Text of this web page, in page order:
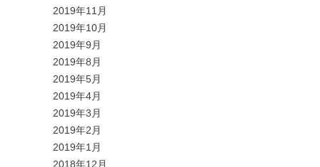
2019年11月
2019年10月
2019年9月
2019年8月
2019年5月
2019年4月
2019年3月
2019年2月
2019年1月
2018年12月